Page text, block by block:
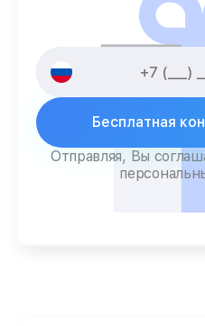
Бесплатная
Отправляя, Вы